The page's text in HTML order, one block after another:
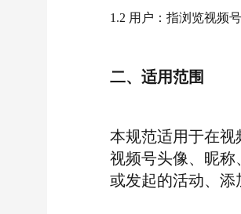
1.2 用户：指浏览视频
二、适用范围
本规范适用于在
视频号头像、昵
或发起的活动、添